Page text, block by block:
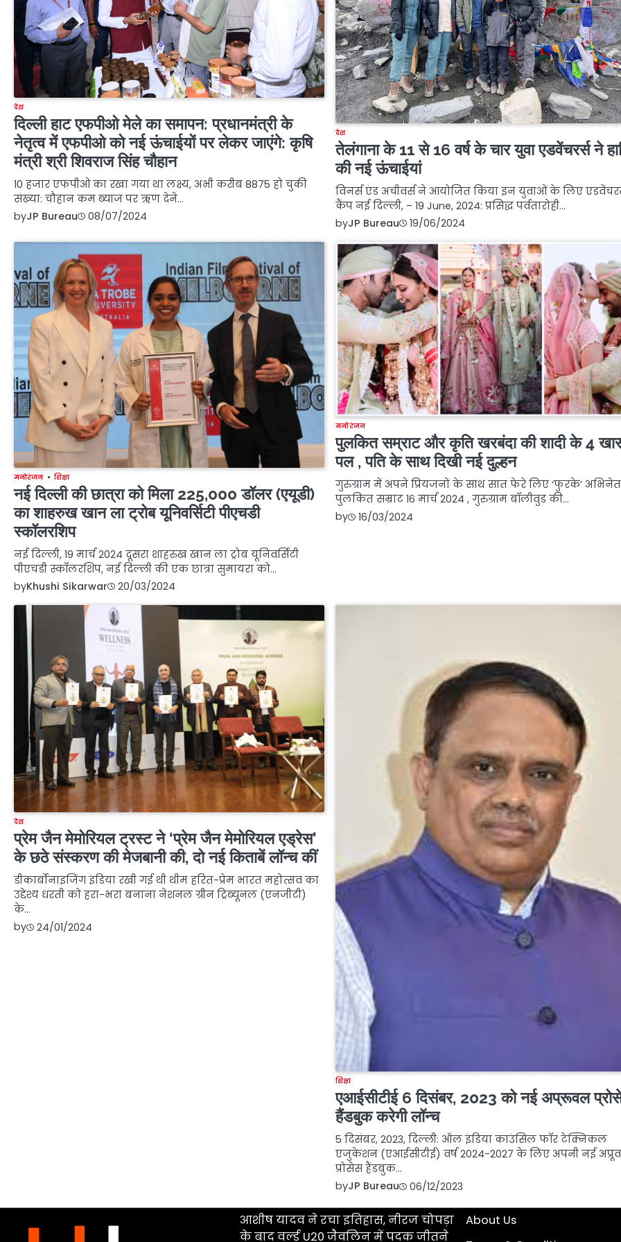
देश
दिल्ली हाट एफपीओ मेले का समापन: प्रधानमंत्री के
नेतृत्व में एफपीओ को नई ऊंचाईयों पर लेकर जाएंगे: कृषि
मंत्री श्री शिवराज सिंह चौहान
10 हजार एफपीओ का रखा गया था लक्ष्य, अभी करीब 8875 हो चुकी
संख्या: चौहान कम ब्याज पर ऋण देने…
byJP Bureau 08/07/2024
देश
तेलंगाना के 11 से 16 वर्ष के चार युवा एडवेंचरर्स ने
की नई ऊंचाईयां
विनर्स एंड अचीवर्स ने आयोजित किया इन युवाओं के लिए
कैंप नई दिल्ली, – 19 June, 2024: प्रसिद्ध पर्वतारोही…
byJP Bureau 19/06/2024
मनोरंजन शिक्षा
नई दिल्ली की छात्रा को मिला 225,000 डॉलर (एयूडी)
का शाहरुख खान ला ट्रोब यूनिवर्सिटी पीएचडी
स्कॉलरशिप
नई दिल्ली, 19 मार्च 2024 दूसरा शाहरुख खान ला ट्रोब यूनिवर्सिटी
पीएचडी स्कॉलरशिप, नई दिल्ली की एक छात्रा सुमायरा को…
byKhushi Sikarwar 20/03/2024
मनोरंजन
पुलकित सम्राट और कृति खरबंदा की शादी के 4
पल , पति के साथ दिखी नई दुल्हन
गुरुग्राम में अपने प्रियजनों के साथ सात फेरे लिए ‘फुरके’
पुलकित सम्राट 16 मार्च 2024 , गुरुग्राम बॉलीवुड की…
by
16/03/2024
देश
प्रेम जैन मेमोरियल ट्रस्ट ने ‘प्रेम जैन मेमोरियल एड्रेस’
के छठे संस्करण की मेजबानी की, दो नई किताबें लॉन्च कीं
डीकार्बोनाइजिंग इंडिया रखी गई थी थीम हरित-प्रेम भारत महोत्सव का
उद्देश्य धरती को हरा-भरा बनाना नेशनल ग्रीन ट्रिब्यूनल (एनजीटी)
के…
by
24/01/2024
शिक्षा
एआईसीटीई 6 दिसंबर, 2023 को नई अप्रूवल
हैंडबुक करेगी लॉन्च
5 दिसंबर, 2023, दिल्ली: ऑल इंडिया काउंसिल फॉर टेक्निकल
एजुकेशन (एआईसीटीई) वर्ष 2024-2027 के लिए अपनी नई
प्रोसेस हैंडबुक…
byJP Bureau 06/12/2023
आशीष यादव ने रचा इतिहास, नीरज चोपड़ा
के बाद वर्ल्ड U20 जैवलिन में पदक जीतने
About Us